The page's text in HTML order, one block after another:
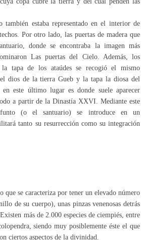
también estaba representado en el interior de
Por otro lado, las puertas de madera que
donde se encontraba la imagen más
Las puertas del Cielo. Además, los
tapa de los ataúdes se recogió el mismo
dios de la tierra Gueb y la tapa la diosa del
este último lugar es donde suele aparecer
a partir de la Dinastía XXVI. Mediante este
(o el santuario) se introduce en un
tanto su resurrección como su integración
que se caracteriza por tener un elevado número
de su cuerpo), unas pinzas venenosas detrás
más de 2.000 especies de ciempiés, entre
siendo muy posiblemente éste el que
ciertos aspectos de la divinidad.